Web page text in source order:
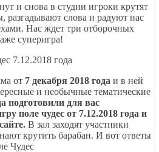
и снова в студии игроки крутят
разгадывают слова и радуют нас
Нас ждет три отборочных
суперигра!
от 7 декабря 2018 года и в ней
и необычные тематические
подготовили для вас
поле чудес от 7.12.2018 года и
В зал заходят участники
крутить барабан. И вот ответы
Чудес